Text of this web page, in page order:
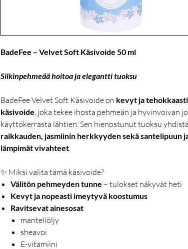
BadeFee – Velvet Soft Käsivoide 50 ml
Silkinpehmeää hoitoa ja elegantti tuoksu
BadeFee Velvet Soft Käsivoide on kevyt ja
käsivoide, joka tekee ihosta pehmeän ja hyvinvoivan
käyttökerrasta lähtien. Sen hienostunut tuoksu
raikkauden, jasmiinin herkkyyden sekä santelipuun
lämpimät vivahteet.
✨ Miksi valita tämä käsivoide?
Välitön pehmeyden tunne – tulokset näkyvät heti
Kevyt ja nopeasti imeytyvä koostumus
Ravitsevat ainesosat
manteliöljy
sheavoi
E-vitamiini